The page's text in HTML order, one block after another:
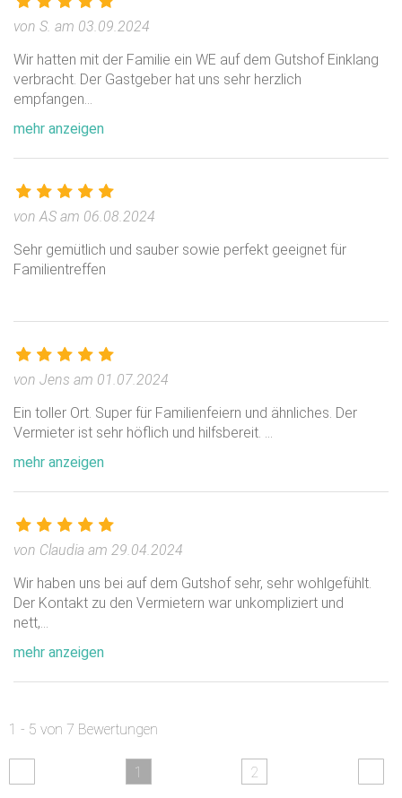
auf Anfrage.
von S. am 03.09.2024
Wir hatten mit der Familie ein WE auf dem Gutshof Einklang
verbracht. Der Gastgeber hat uns sehr herzlich
empfangen...
mehr anzeigen
von AS am 06.08.2024
Sehr gemütlich und sauber sowie perfekt geeignet für
Familientreffen
von Jens am 01.07.2024
Ein toller Ort. Super für Familienfeiern und ähnliches. Der
Vermieter ist sehr höflich und hilfsbereit. ...
mehr anzeigen
von Claudia am 29.04.2024
Wir haben uns bei auf dem Gutshof sehr, sehr wohlgefühlt.
Der Kontakt zu den Vermietern war unkompliziert und
nett,...
mehr anzeigen
1 - 5 von 7 Bewertungen
1 2